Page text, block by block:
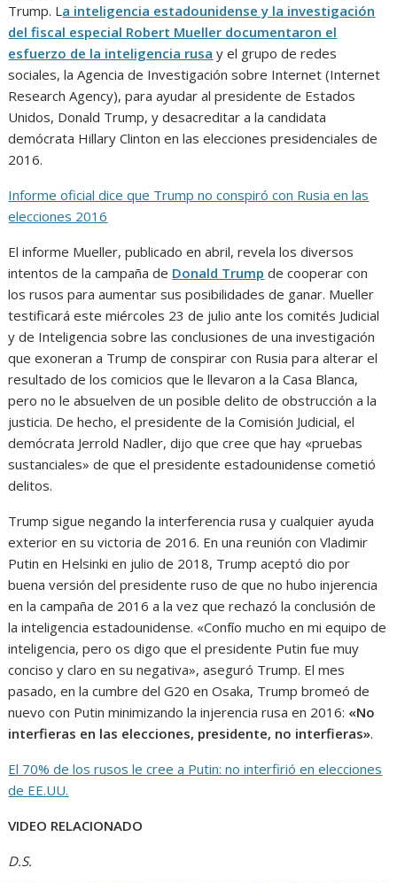
Trump. L a inteligencia estadounidense y la investigación
del fiscal especial Robert Mueller documentaron el
esfuerzo de la inteligencia rusa y el grupo de redes
sociales, la Agencia de Investigación sobre Internet (Internet
Research Agency), para ayudar al presidente de Estados
Unidos, Donald Trump, y desacreditar a la candidata
demócrata Hillary Clinton en las elecciones presidenciales de
2016.
Informe oficial dice que Trump no conspiró con Rusia en las
elecciones 2016
El informe Mueller, publicado en abril, revela los diversos
intentos de la campaña de Donald Trump de cooperar con
los rusos para aumentar sus posibilidades de ganar. Mueller
testificará este miércoles 23 de julio ante los comités Judicial
y de Inteligencia sobre las conclusiones de una investigación
que exoneran a Trump de conspirar con Rusia para alterar el
resultado de los comicios que le llevaron a la Casa Blanca,
pero no le absuelven de un posible delito de obstrucción a la
justicia. De hecho, el presidente de la Comisión Judicial, el
demócrata Jerrold Nadler, dijo que cree que hay «pruebas
sustanciales» de que el presidente estadounidense cometió
delitos.
Trump sigue negando la interferencia rusa y cualquier ayuda
exterior en su victoria de 2016. En una reunión con Vladimir
Putin en Helsinki en julio de 2018, Trump aceptó dio por
buena versión del presidente ruso de que no hubo injerencia
en la campaña de 2016 a la vez que rechazó la conclusión de
la inteligencia estadounidense. «Confío mucho en mi equipo de
inteligencia, pero os digo que el presidente Putin fue muy
conciso y claro en su negativa», aseguró Trump. El mes
pasado, en la cumbre del G20 en Osaka, Trump bromeó de
nuevo con Putin minimizando la injerencia rusa en 2016: «No
interfieras en las elecciones, presidente, no interfieras».
El 70% de los rusos le cree a Putin: no interfirió en elecciones
de EE.UU.
VIDEO RELACIONADO
D.S.